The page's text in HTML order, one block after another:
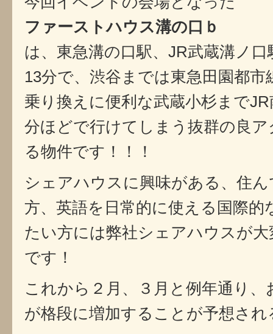
ファーストハウス溝の口ｂ
は、東急溝の口駅、JR武蔵溝ノ
13分で、渋谷までは東急田園都市
乗り換えに便利な武蔵小杉まで
分ほどで行けてしまう抜群の良
る物件です！！！
シェアハウスに興味がある、住
方、英語を日常的に使える国際的
たい方には弊社シェアハウスが
です！
これから２月、３月と例年通り、
が格段に増加することが予想され